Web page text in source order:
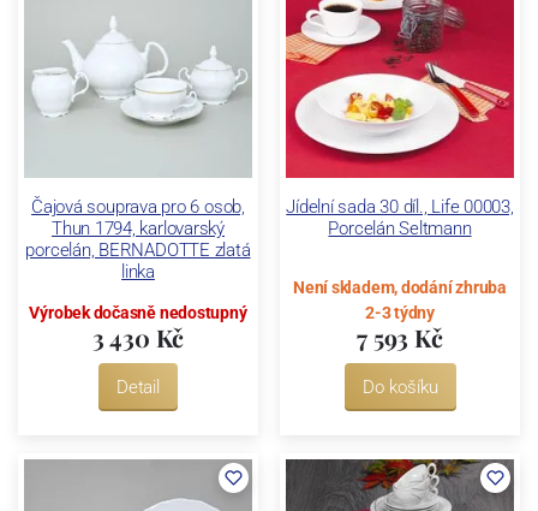
Čajová souprava pro 6 osob,
Thun 1794, karlovarský
porcelán, BERNADOTTE zlatá
linka
Výrobek dočasně nedostupný
3 430 Kč
Detail
Jídelní sada 30 díl., Life 00003,
Porcelán Seltmann
Není skladem, dodání zhruba
2-3 týdny
7 593 Kč
Do košíku